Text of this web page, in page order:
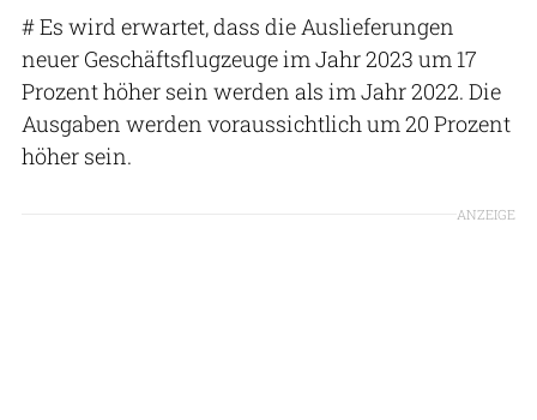
# Es wird erwartet, dass die Auslieferungen
neuer Geschäftsflugzeuge im Jahr 2023 um 17
Prozent höher sein werden als im Jahr 2022. Die
Ausgaben werden voraussichtlich um 20 Prozent
höher sein.
ANZEIGE